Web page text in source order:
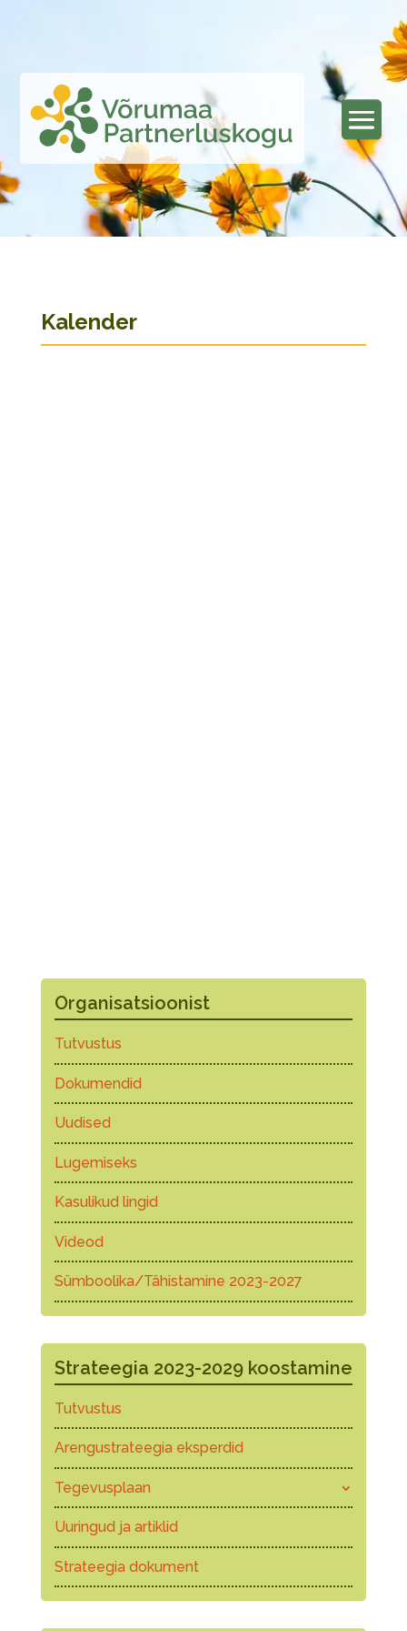
Kalender
Organisatsioonist
Tutvustus
Dokumendid
Uudised
Lugemiseks
Kasulikud lingid
Videod
Sümboolika/Tähistamine 2023-2027
Strateegia 2023-2029 koostamine
Tutvustus
Arengustrateegia eksperdid
Tegevusplaan
Uuringud ja artiklid
Strateegia dokument